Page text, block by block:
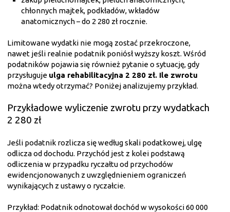
chłonnych majtek, podkładów, wkładów
anatomicznych – do 2 280 zł rocznie.
Limitowane wydatki nie mogą zostać przekroczone,
nawet jeśli realnie podatnik poniósł wyższy koszt. Wśród
podatników pojawia się również pytanie o sytuację, gdy
przysługuje ulga rehabilitacyjna 2 280 zł. Ile zwrotu
można wtedy otrzymać? Poniżej analizujemy przykład.
Przykładowe wyliczenie zwrotu przy wydatkach
2 280 zł
Jeśli podatnik rozlicza się według skali podatkowej, ulgę
odlicza od dochodu. Przychód jest z kolei podstawą
odliczenia w przypadku ryczałtu od przychodów
ewidencjonowanych z uwzględnieniem ograniczeń
wynikających z ustawy o ryczałcie.
Przykład: Podatnik odnotował dochód w wysokości 60 000